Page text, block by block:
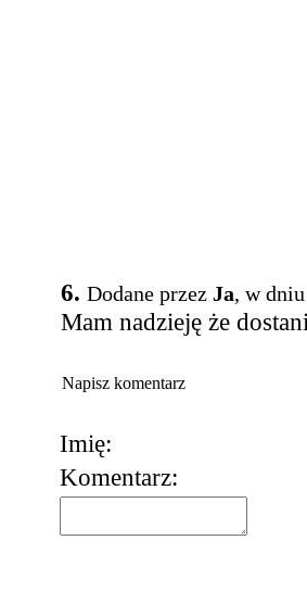
6. Dodane przez Ja, w
Mam nadzieję że
Napisz komentarz
Imię:
Komentarz: